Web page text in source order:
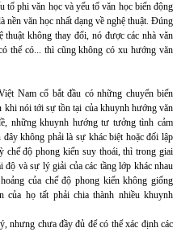
tố phi văn học và yếu tố văn học biến động
văn học nhất dạng về nghệ thuật. Đúng
không thay đổi, nó được các nhà văn
thể có... thì cũng không có xu hướng văn
Nam cổ bắt đầu có những chuyển biến
nói tới sự tồn tại của khuynh hướng văn
những khuynh hướng tư tưởng tình cảm
không phải là sự khác biệt hoặc đối lập
độ phong kiến suy thoái, thì trong giai
độ và sự lý giải của các tầng lớp khác nhau
của chế độ phong kiến không giống
của họ tất phải chia thành nhiều khuynh
nhưng chưa đầy đủ để có thể xác định các